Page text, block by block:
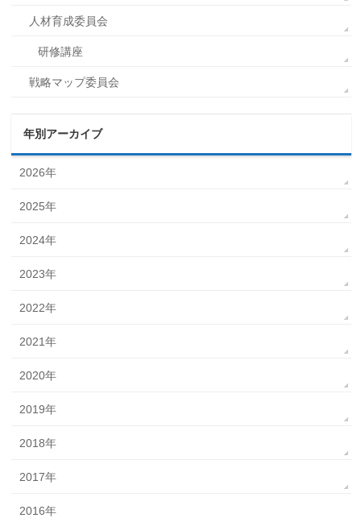
人材育成委員会
研修講座
戦略マップ委員会
年別アーカイブ
2026年
2025年
2024年
2023年
2022年
2021年
2020年
2019年
2018年
2017年
2016年